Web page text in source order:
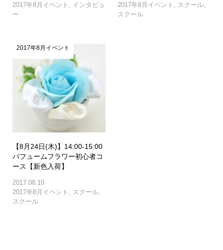
2017年8月イベント
インタビュ
ー
2017年8月イベント
スクール
スクール
2017年8月イベント
【8月24日(木)】14:00-15:00
パフュームフラワー初心者コ
ース【新色入荷】
2017.08.10
2017年8月イベント , スクール,
スクール